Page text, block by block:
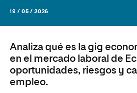
19 / 05 / 2026
Analiza qué es la gig
en el mercado laboral de
oportunidades, riesgos y
empleo.